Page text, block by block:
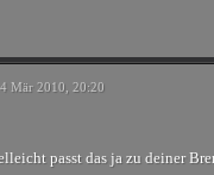
Mär 2010, 20:20
passt das ja zu deiner